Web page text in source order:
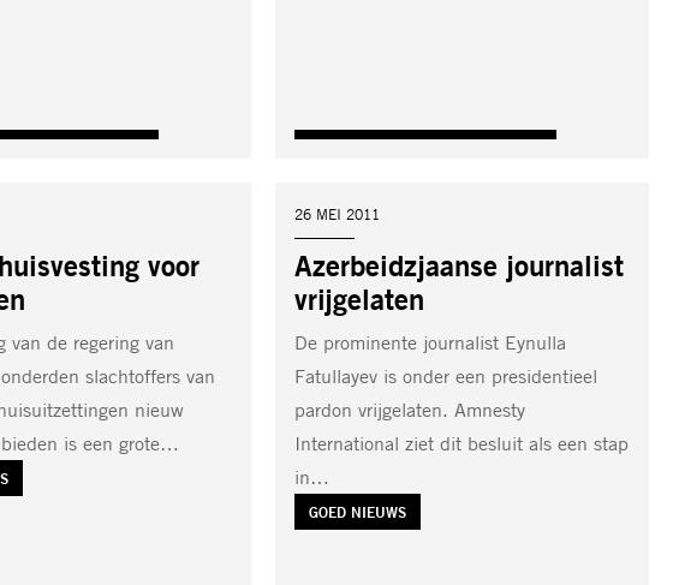
voor
van de regering van
slachtoffers van
nieuw
is een grote…
Azerbeidzjaanse journalist
vrijgelaten
TAG:
GOED NIEUWS
DATUM:
26 MEI 2011
De prominente journalist Eynulla
Fatullayev is onder een presidentieel
pardon vrijgelaten. Amnesty
International ziet dit besluit als een stap
in…